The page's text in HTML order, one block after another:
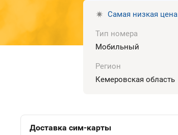
Самая низкая цена
Тип номера
Мобильный
Регион
Кемеровская область
Доставка сим-карты